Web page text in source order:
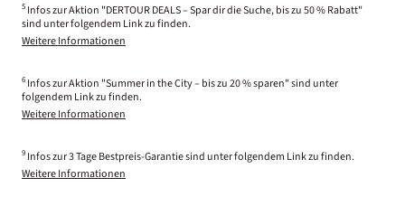
5 Infos zur Aktion "DERTOUR DEALS – Spar dir die Suche, bis zu 50 % Rabatt"
sind unter folgendem Link zu finden.
Weitere Informationen
6 Infos zur Aktion "Summer in the City – bis zu 20 % sparen" sind unter
folgendem Link zu finden.
Weitere Informationen
9 Infos zur 3 Tage Bestpreis-Garantie sind unter folgendem Link zu finden.
Weitere Informationen